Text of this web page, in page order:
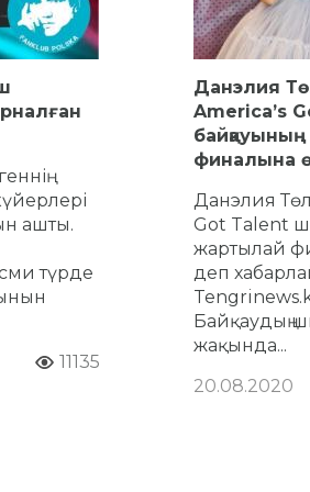
ашты.
түрде
11135
Данэлия
America’s
финалына
Данэлия
Got Talent
жартылай
деп
Байқаудың
жақында...
20.08.2020